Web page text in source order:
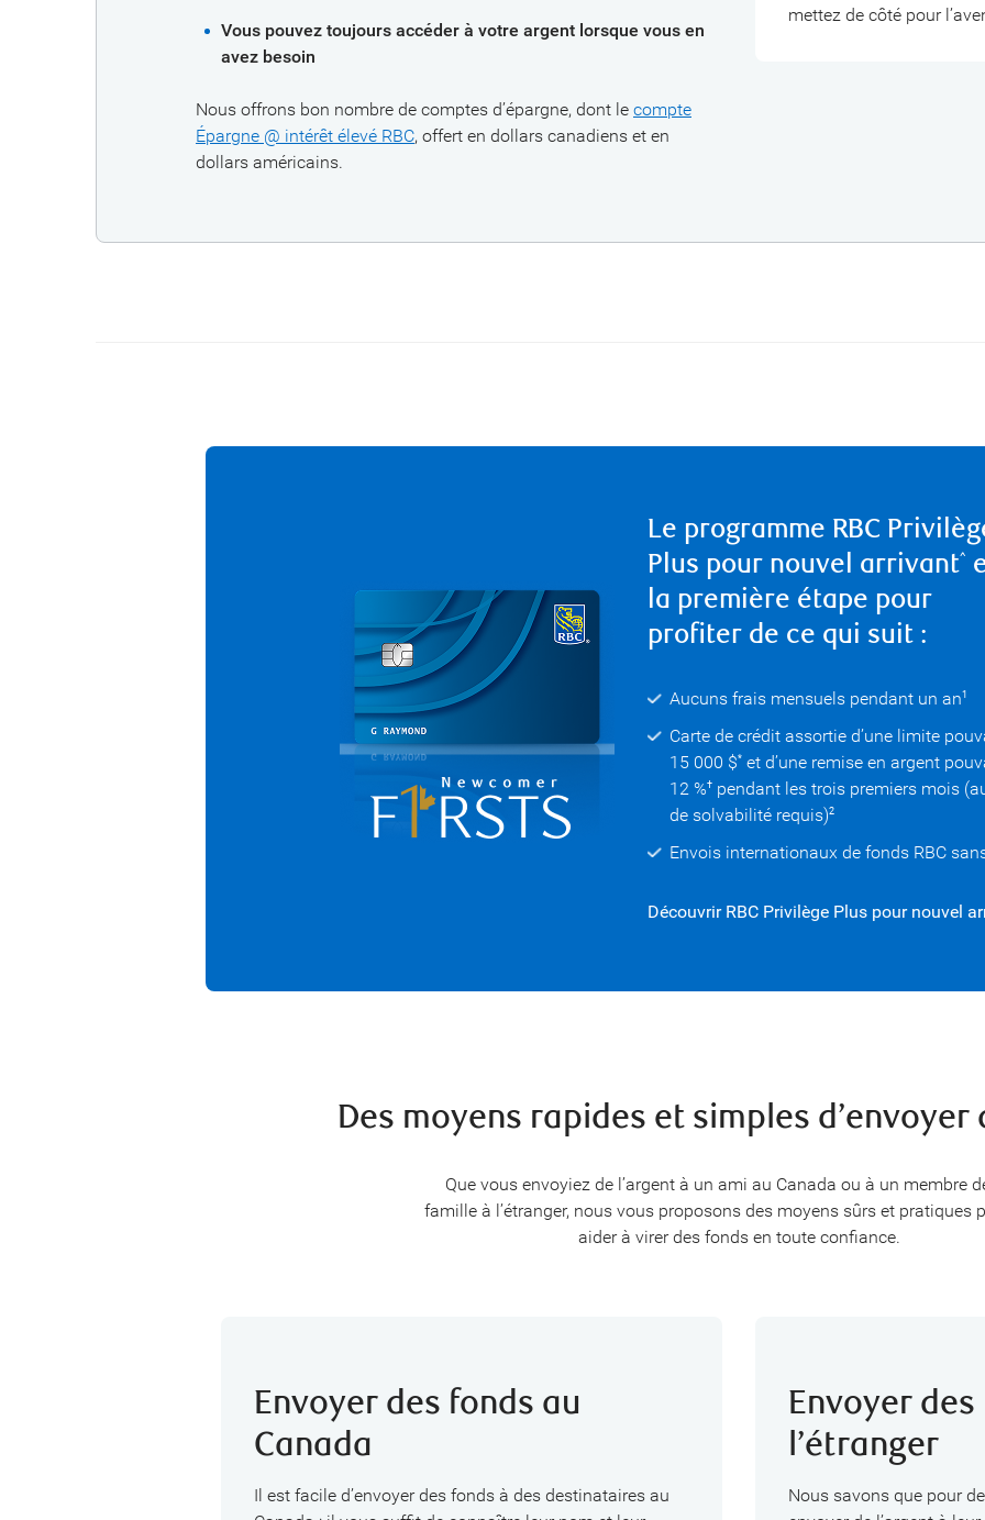
Vous pouvez toujours accéder à votre argent lorsque vous en
avez besoin
Nous offrons bon nombre de comptes d’épargne, dont le compte
Épargne @ intérêt élevé RBC, offert en dollars canadiens et en
dollars américains.
mettez de côté pour
Le programme RBC
Plus pour nouvel arrivant^
la première étape pour
profiter de ce qui suit :
Aucuns frais mensuels pendant un an1
Carte de crédit assortie d’une limite
15 000 $*et d’une remise en argent
12 %†pendant les trois premiers mois
de solvabilité requis)2
Envois internationaux de fonds RBC
Découvrir RBC Privilège Plus pour nouvel
Des moyens rapides et simples d’envoyer
Que vous envoyiez de l’argent à un ami au Canada ou à un membre
famille à l’étranger, nous vous proposons des moyens sûrs et pratiques
aider à virer des fonds en toute confiance.
Envoyer des fonds au
Canada
Il est facile d’envoyer des fonds à des destinataires au
Envoyer
l’étranger
Nous savons que pour